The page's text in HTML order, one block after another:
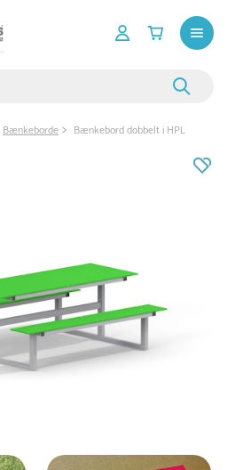
Bænkeborde Bænkebord dobbelt i HPL